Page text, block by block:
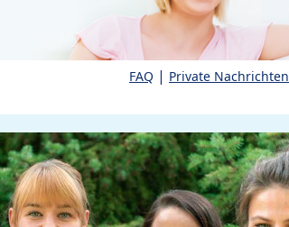
FAQ | Private Nachrichten